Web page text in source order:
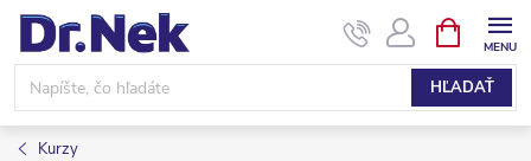
Prejsť
obsah
HĽADAŤ
KOŠÍK
Kurzy